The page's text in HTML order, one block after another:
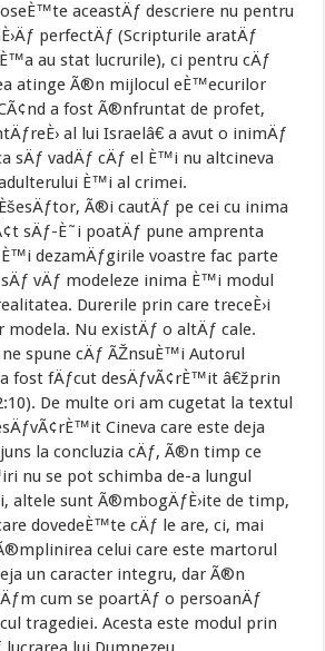
aceastÄƒ descriere nu pentru
perfectÄƒ (Scripturile aratÄƒ
au stat lucrurile), ci pentru cÄƒ
atinge Ã®n mijlocul eÈ™ecurilor
a fost Ã®nfruntat de profet,
al lui Israelâ€ a avut o inimÄƒ
sÄƒ vadÄƒ cÄƒ el È™i nu altcineva
È™i al crimei.
Ã®i cautÄƒ pe cei cu inima
sÄƒ-È˜i poatÄƒ pune amprenta
dezamÄƒgirile voastre fac parte
vÄƒ modeleze inima È™i modul
Durerile prin care treceÈ›i
modela. Nu existÄƒ o altÄƒ cale.
spune cÄƒ ÃŽnsuÈ™i Autorul
fost fÄƒcut desÄƒvÃ¢rÈ™it â€žprin
2:10). De multe ori am cugetat la textul
Cineva care este deja
la concluzia cÄƒ, Ã®n timp ce
nu se pot schimba de-a lungul
sunt Ã®mbogÄƒÈ›ite de timp,
dovedeÈ™te cÄƒ le are, ci, mai
celui care este martorul
un caracter integru, dar Ã®n
cum se poartÄƒ o persoanÄƒ
tragediei. Acesta este modul prin